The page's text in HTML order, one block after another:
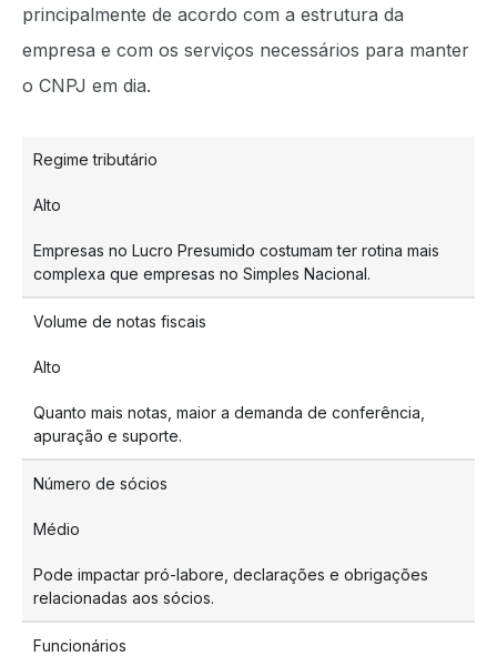
principalmente de acordo com a estrutura da
empresa e com os serviços necessários para manter
o CNPJ em dia.
Regime tributário
Alto
Empresas no Lucro Presumido costumam ter rotina mais
complexa que empresas no Simples Nacional.
Volume de notas fiscais
Alto
Quanto mais notas, maior a demanda de conferência,
apuração e suporte.
Número de sócios
Médio
Pode impactar pró-labore, declarações e obrigações
relacionadas aos sócios.
Funcionários